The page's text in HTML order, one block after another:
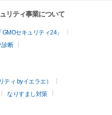
リティ事業について
セキュリティ24」
診断
ィ byイエラエ）
なりすまし対策